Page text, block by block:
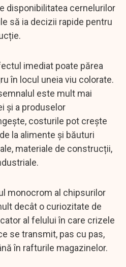
disponibilitatea cernelurilor
să ia decizii rapide pentru
imediat poate părea
în locul uneia viu colorate.
este mult mai
și a produselor
costurile pot crește
la alimente și băuturi
materiale de construcții,
monocrom al chipsurilor
decât o curiozitate de
al felului în care crizele
se transmit, pas cu pas,
în rafturile magazinelor.